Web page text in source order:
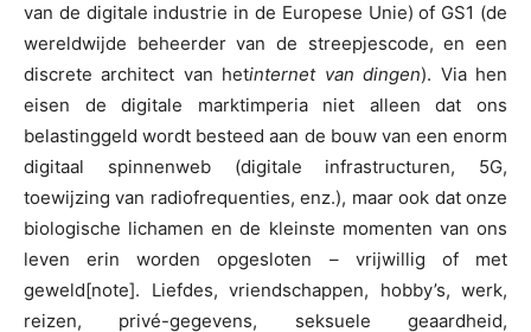
van de digitale industrie in de Europese Unie) of GS1 (de
wereldwijde beheerder van de streepjescode, en een
discrete architect van hetinternet van dingen). Via hen
eisen de digitale marktimperia niet alleen dat ons
belastinggeld wordt besteed aan de bouw van een enorm
digitaal spinnenweb (digitale infrastructuren, 5G,
toewijzing van radiofrequenties, enz.), maar ook dat onze
biologische lichamen en de kleinste momenten van ons
leven erin worden opgesloten – vrijwillig of met
geweld[note]. Liefdes, vriendschappen, hobby’s, werk,
reizen, privé-gegevens, seksuele geaardheid,